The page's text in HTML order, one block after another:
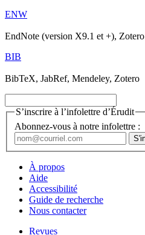
ENW
EndNote (version X9.1 et +), Zotero
BIB
BibTeX, JabRef, Mendeley, Zotero
S’inscrire à l’infolettre d’Érudit
Abonnez-vous à notre infolettre :
À propos
Aide
Accessibilité
Guide de recherche
Nous contacter
Revues